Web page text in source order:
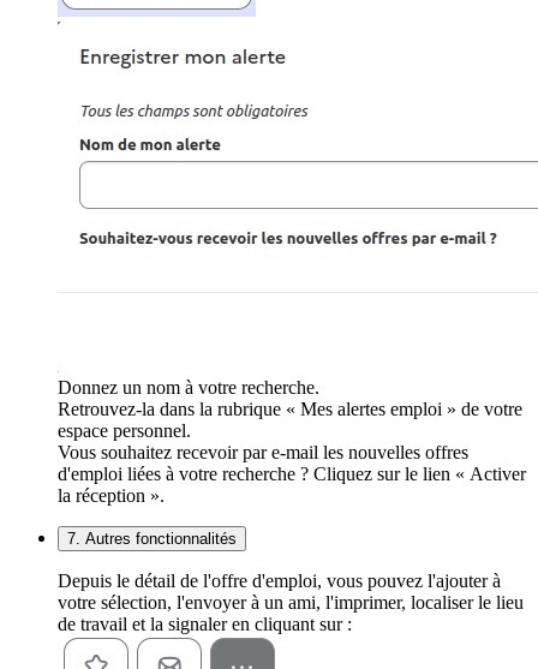
Donnez un nom à votre recherche.
Retrouvez-la dans la rubrique « Mes alertes emploi » de votre
espace personnel.
Vous souhaitez recevoir par e-mail les nouvelles offres
d'emploi liées à votre recherche ? Cliquez sur le lien « Activer
la réception ».
7. Autres fonctionnalités
Depuis le détail de l'offre d'emploi, vous pouvez l'ajouter à
votre sélection, l'envoyer à un ami, l'imprimer, localiser le lieu
de travail et la signaler en cliquant sur :